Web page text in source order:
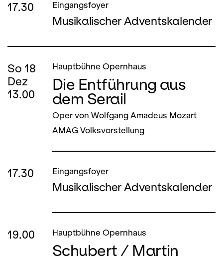
17.30 Eingangsfoyer
Musikalischer Adventskalender
So 18
Dez
13.00
Hauptbühne Opernhaus
Die Entführung aus
dem Serail
Oper von Wolfgang Amadeus Mozart
AMAG Volksvorstellung
17.30 Eingangsfoyer
Musikalischer Adventskalender
19.00 Hauptbühne Opernhaus
Schubert / Martin